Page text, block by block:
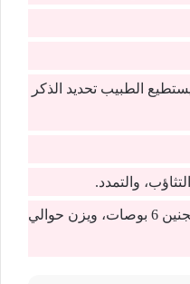
الطبيب تحديد الذكر
والتمدد.
مع نهاية الشهر يبلغ طول الجنين 6 بوصات، ويزن حوالي